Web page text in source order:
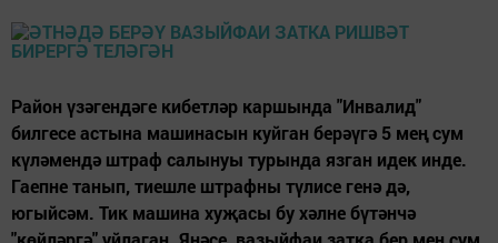
Район үзәгендәге кибетләр каршында "Инвалид"
билгесе астына машинасын куйган берәүгә 5 мең сум
күләмендә штраф салынуы турында язган идек инде.
Гаепне танып, тиешле штрафны түлисе генә дә,
югыйсәм. Тик машина хуҗасы бу хәлне бүтәнчә